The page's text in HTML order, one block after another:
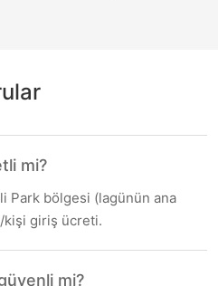
mi?
Park bölgesi (lagünün ana
kişi giriş ücreti.
mi?